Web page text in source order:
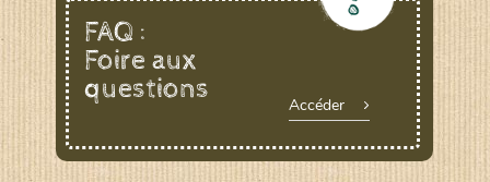
www.biaugerme.com
SATIVA RHEINAU (SAD)
www.sativa-
rheinau.ch
SEMAILLES (SEM)
FAQ :
Foire aux
questions
Accéder